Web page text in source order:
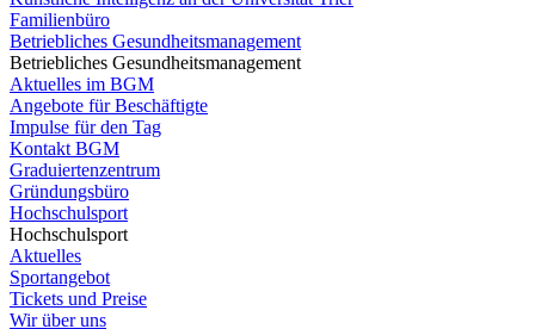
Familienbüro
Betriebliches Gesundheitsmanagement
Betriebliches Gesundheitsmanagement
Aktuelles im BGM
Angebote für Beschäftigte
Impulse für den Tag
Kontakt BGM
Graduiertenzentrum
Gründungsbüro
Hochschulsport
Hochschulsport
Aktuelles
Sportangebot
Tickets und Preise
Wir über uns